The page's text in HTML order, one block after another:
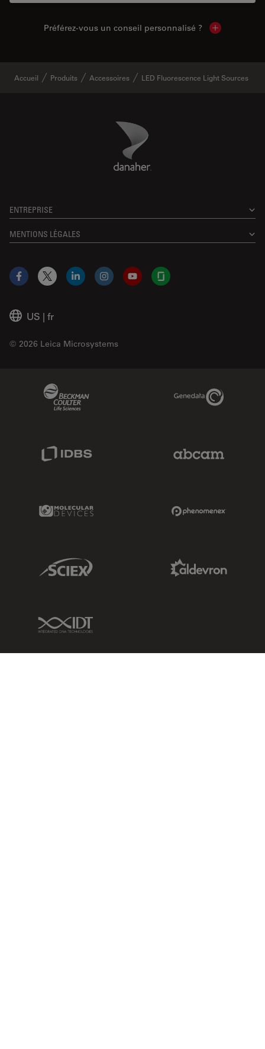
Préférez-vous un conseil personnalisé ? Show local
Accueil Produits Accessoires LED Fluorescence Light Sources
Danaher Logo
ENTREPRISE
MENTIONS LÉGALES
US | fr
© 2026 Leica Microsystems
Facebook
X LinkedInInstagramYouTubeGlassdoor
Genedata Link
Molecular Devices Link
Sciex Link
IDT Link